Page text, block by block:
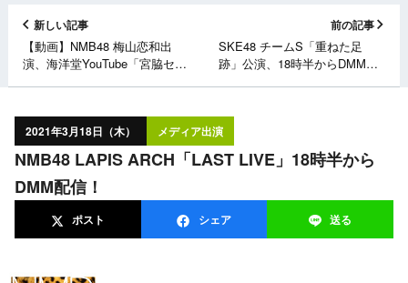
新しい記事
【動画】NMB48 梅山恋和出
演、海洋堂YouTube「宮脇セン
前の記事
SKE48 チームS「重ねた足
跡」公演、18時半からDMM配
2021年3月18日（木） メディア出演
NMB48 LAPIS ARCH「LAST LIVE」18時半から
DMM配信！
ポスト シェア 送る